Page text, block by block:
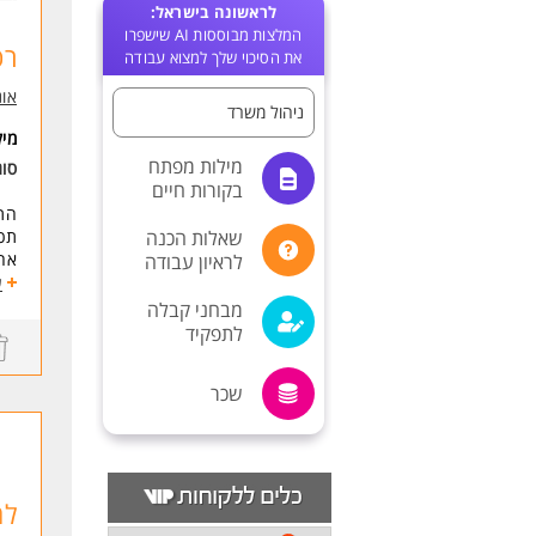
לראשונה בישראל:
המלצות מבוססות AI שישפרו
את הסיכוי שלך למצוא עבודה
ניהול משרד
מילות מפתח
בקורות חיים
שאלות הכנה
לראיון עבודה
מבחני קבלה
לתפקיד
שכר